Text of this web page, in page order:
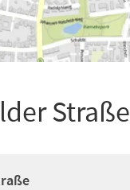
Straße